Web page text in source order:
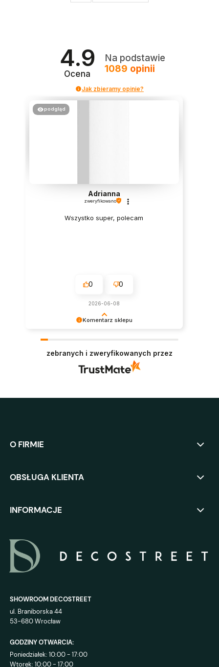
4.9
Ocena
Na podstawie
1089 opinii
Jak zbieramy opinie?
Komentarz sklepu
podgląd
Adrianna
zweryfikowano
Wszystko super, polecam
0 0
2026-06-08
zebranych i zweryfikowanych przez
O FIRMIE
OBSŁUGA KLIENTA
INFORMACJE
SHOWROOM DECOSTREET
ul. Braniborska 44
53-680 Wrocław
GODZINY OTWARCIA:
Poniedziałek: 10:00 - 17:00
Wtorek: 10:00 - 17:00